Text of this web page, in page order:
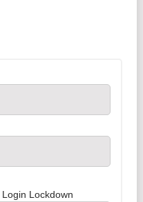
Login Lockdown